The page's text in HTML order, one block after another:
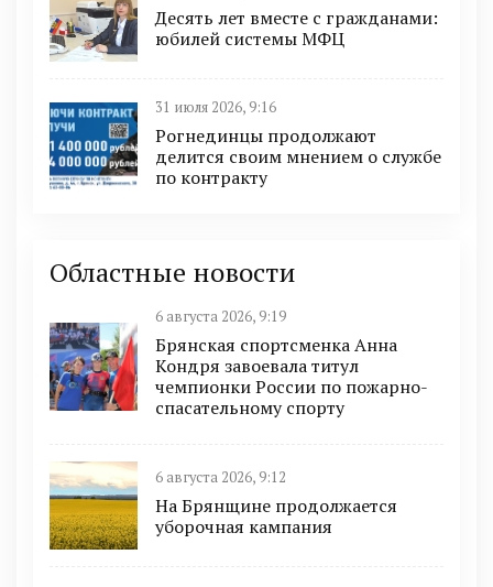
Десять лет вместе с гражданами:
юбилей системы МФЦ
31 июля 2026, 9:16
Рогнединцы продолжают
делится своим мнением о службе
по контракту
Областные новости
6 августа 2026, 9:19
Брянская спортсменка Анна
Кондря завоевала титул
чемпионки России по пожарно-
спасательному спорту
6 августа 2026, 9:12
На Брянщине продолжается
уборочная кампания